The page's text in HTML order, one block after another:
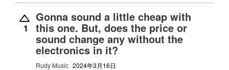
1
Gonna sound a little cheap with
this one. But, does the price or
sound change any without the
electronics in it?
Rudy Music 2024年3月16日